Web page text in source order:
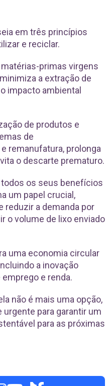
em três princípios
e reciclar.
primas virgens
a extração de
impacto ambiental
de produtos e
de
remanufatura, prolonga
o descarte prematuro.
os seus benefícios
um papel crucial,
reduzir a demanda por
o volume de lixo enviado
uma economia circular
a inovação
e renda.
não é mais uma opção,
para garantir um
para as próximas